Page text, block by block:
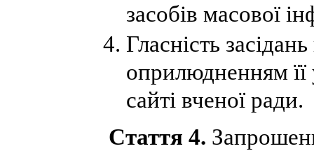
засобів масової
Гласність
оприлюдненням
сайті вченої ради.
Стаття 4.